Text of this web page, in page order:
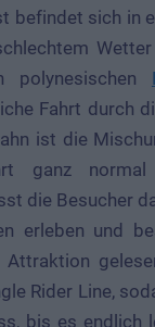
befindet sich in
polynesischen
Fahrt durch
ist die
ganz
die Besucher
erleben und
Rider Line,
bis es endlich